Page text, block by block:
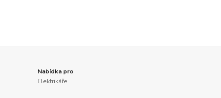
Nabídka pro
Elektrikáře